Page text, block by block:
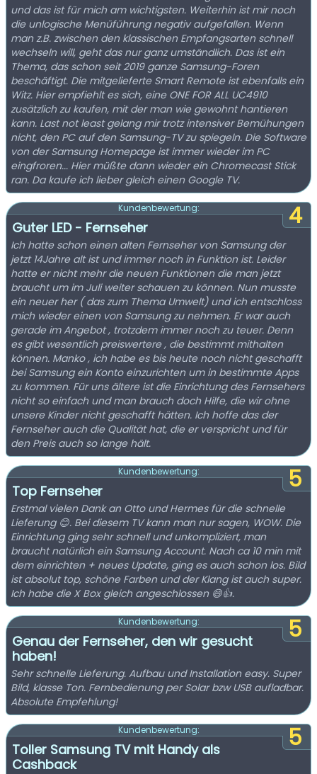
und das ist für mich am wichtigsten. Weiterhin ist mir noch
die unlogische Menüführung negativ aufgefallen. Wenn
man z.B. zwischen den klassischen Empfangsarten schnell
wechseln will, geht das nur ganz umständlich. Das ist ein
Thema, das schon seit 2019 ganze Samsung-Foren
beschäftigt. Die mitgelieferte Smart Remote ist ebenfalls ein
Witz. Hier empfiehlt es sich, eine ONE FOR ALL UC4910
zusätzlich zu kaufen, mit der man wie gewohnt hantieren
kann. Last not least gelang mir trotz intensiver Bemühungen
nicht, den PC auf den Samsung-TV zu spiegeln. Die Software
von der Samsung Homepage ist immer wieder im PC
eingfroren... Hier müßte dann wieder ein Chromecast Stick
ran. Da kaufe ich lieber gleich einen Google TV.
4
Kundenbewertung:
Guter LED - Fernseher
Ich hatte schon einen alten Fernseher von Samsung der
jetzt 14Jahre alt ist und immer noch in Funktion ist. Leider
hatte er nicht mehr die neuen Funktionen die man jetzt
braucht um im Juli weiter schauen zu können. Nun musste
ein neuer her ( das zum Thema Umwelt) und ich entschloss
mich wieder einen von Samsung zu nehmen. Er war auch
gerade im Angebot , trotzdem immer noch zu teuer. Denn
es gibt wesentlich preiswertere , die bestimmt mithalten
können. Manko , ich habe es bis heute noch nicht geschafft
bei Samsung ein Konto einzurichten um in bestimmte Apps
zu kommen. Für uns ältere ist die Einrichtung des Fernsehers
nicht so einfach und man brauch doch Hilfe, die wir ohne
unsere Kinder nicht geschafft hätten. Ich hoffe das der
Fernseher auch die Qualität hat, die er verspricht und für
den Preis auch so lange hält.
5
Kundenbewertung:
Top Fernseher
Erstmal vielen Dank an Otto und Hermes für die schnelle
Lieferung 😊. Bei diesem TV kann man nur sagen, WOW. Die
Einrichtung ging sehr schnell und unkompliziert, man
braucht natürlich ein Samsung Account. Nach ca 10 min mit
dem einrichten + neues Update, ging es auch schon los. Bild
ist absolut top, schöne Farben und der Klang ist auch super.
Ich habe die X Box gleich angeschlossen 😄👍.
5
Kundenbewertung:
Genau der Fernseher, den wir gesucht
haben!
Sehr schnelle Lieferung. Aufbau und Installation easy. Super
Bild, klasse Ton. Fernbedienung per Solar bzw USB aufladbar.
Absolute Empfehlung!
5
Kundenbewertung:
Toller Samsung TV mit Handy als
Cashback